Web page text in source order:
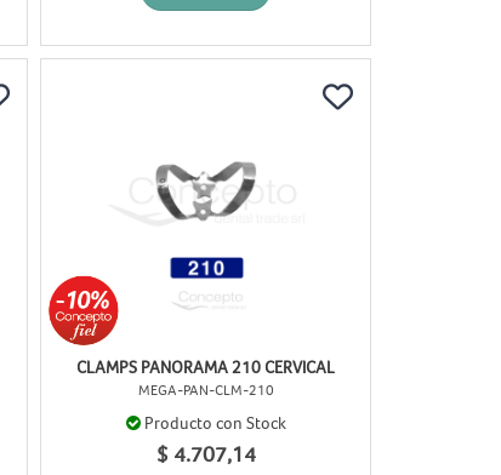
CLAMPS PANORAMA 210 CERVICAL
MEGA-PAN-CLM-210
Producto con Stock
$ 4.707,14